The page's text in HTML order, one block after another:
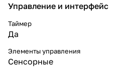
Управление и интерфейс
Таймер
Да
Элементы управления
Сенсорные